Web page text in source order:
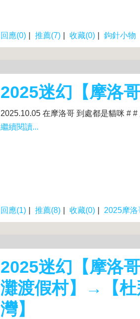
回應(0) 推薦(7) 收藏(0) 鉤針小物
2025迷幻【摩洛
2025.10.05 在摩洛哥 到處都是貓咪 # #
繼續閱讀...
回應(1) 推薦(8) 收藏(0) 2025摩洛
2025迷幻【摩洛
灘渡假村】→【
灣】